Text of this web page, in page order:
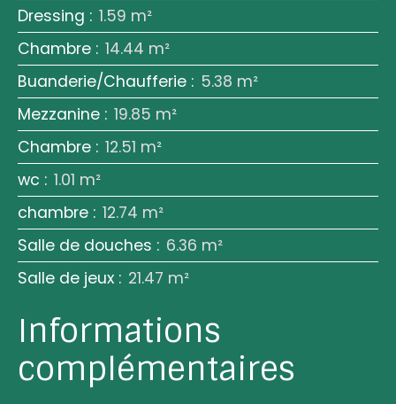
Dressing : 1.59 m²
Chambre : 14.44 m²
Buanderie/Chaufferie : 5.38 m²
Mezzanine : 19.85 m²
Chambre : 12.51 m²
wc : 1.01 m²
chambre : 12.74 m²
Salle de douches : 6.36 m²
Salle de jeux : 21.47 m²
Informations
complémentaires